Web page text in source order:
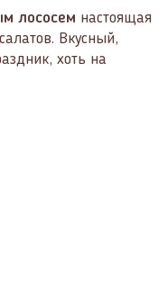
лососем настоящая
Вкусный,
хоть на